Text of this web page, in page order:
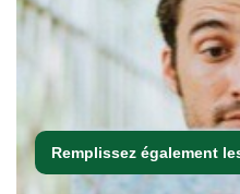
Remplissez également